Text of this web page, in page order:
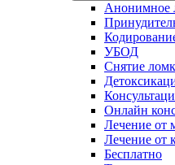
Анонимное
УБОД
Снятие
Онлайн
Лечение от
Лечение от
Бесплатно